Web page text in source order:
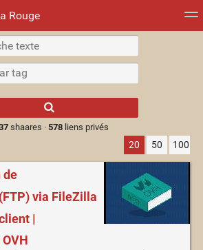
Rouge
Mur d'images
results.
shaares · 578liens privés
20 50 100
de
via FileZilla
|